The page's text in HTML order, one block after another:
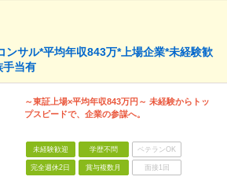
ンサル*平均年収843万*上場企業*未経験歓
手当有
～東証上場×平均年収843万円～ 未経験からトッ
プスピードで、企業の参謀へ。
未経験歓迎 学歴不問 ベテランOK
完全週休2日 賞与複数月 面接1回